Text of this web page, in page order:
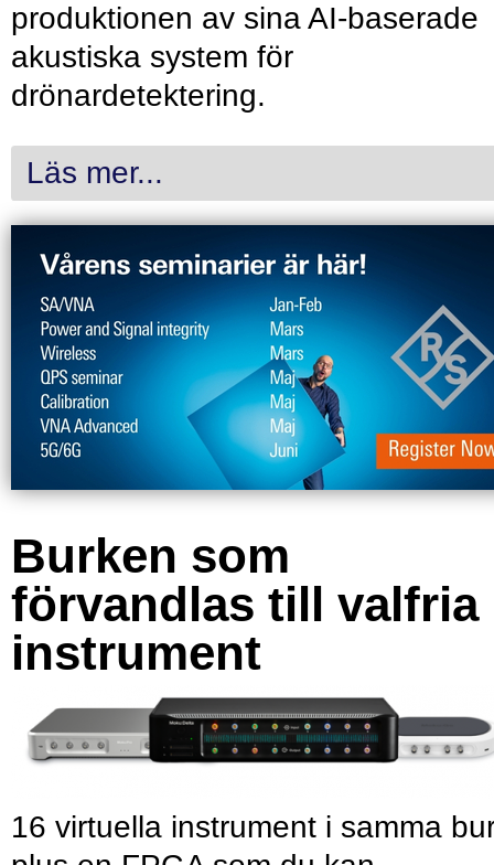
produktionen av sina AI-baserade
akustiska system för
drönardetektering.
Läs mer...
Burken som
förvandlas till valfria
instrument
16 virtuella instrument i samma